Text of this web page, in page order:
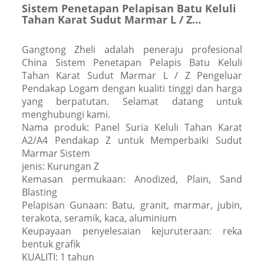
Sistem Penetapan Pelapisan Batu Keluli
Tahan Karat Sudut Marmar L / Z
Gangtong Zheli adalah peneraju profesional
China Sistem Penetapan Pelapis Batu Keluli
Tahan Karat Sudut Marmar L / Z Pengeluar
Pendakap Logam dengan kualiti tinggi dan harga
yang berpatutan. Selamat datang untuk
menghubungi kami.
Nama produk: Panel Suria Keluli Tahan Karat
A2/A4 Pendakap Z untuk Memperbaiki Sudut
Marmar Sistem
jenis: Kurungan Z
Kemasan permukaan: Anodized, Plain, Sand
Blasting
Pelapisan Gunaan: Batu, granit, marmar, jubin,
terakota, seramik, kaca, aluminium
Keupayaan penyelesaian kejuruteraan: reka
bentuk grafik
KUALITI: 1 tahun